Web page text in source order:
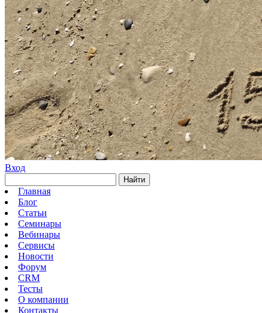
Вход
Найти
Главная
Блог
Статьи
Семинары
Вебинары
Сервисы
Новости
Форум
CRM
Тесты
О компании
Контакты